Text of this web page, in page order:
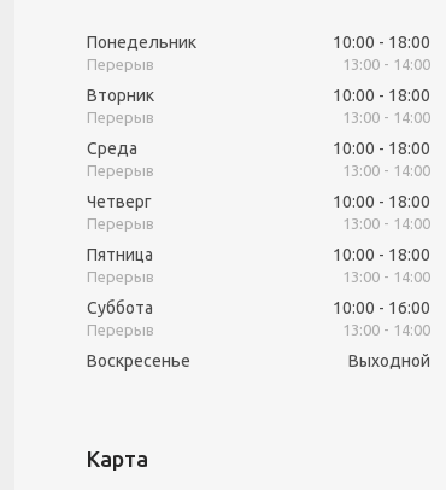
Понедельник 10:00 18:00
13:00 14:00
Вторник 10:00 18:00
13:00 14:00
Среда 10:00 18:00
13:00 14:00
Четверг 10:00 18:00
13:00 14:00
Пятница 10:00 18:00
13:00 14:00
Суббота 10:00 16:00
13:00 14:00
Воскресенье Выходной
Карта